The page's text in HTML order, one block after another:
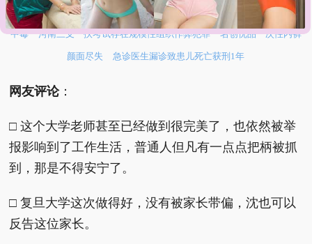
河南重大刑案嫌疑人逃窜时伤害多人 女子开一天一夜空调后二氧化碳
中毒 河南三支一扶考试存在规模性组织作弊犯罪 名创优品一次性内裤
颜面尽失 急诊医生漏诊致患儿死亡获刑1年
网友评论：
□ 这个大学老师甚至已经做到很完美了，也依然被举
报影响到了工作生活，普通人但凡有一点点把柄被抓
到，那是不得安宁了。
□ 复旦大学这次做得好，没有被家长带偏，沈也可以
反告这位家长。